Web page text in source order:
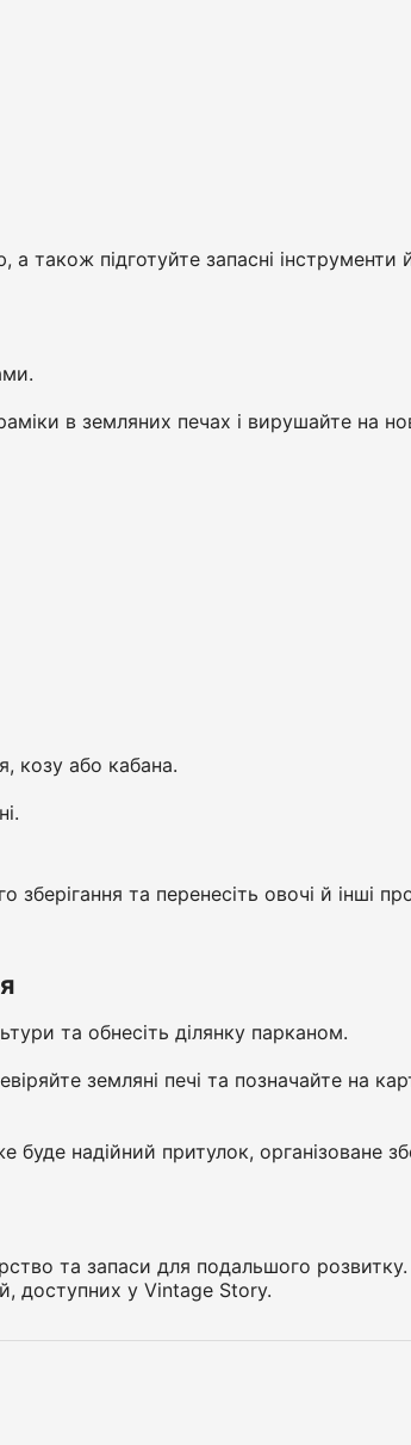
а також підготуйте запасні
в земляних печах і вирушайте на
козу або кабана.
та перенесіть овочі й інші
та обнесіть ділянку парканом.
земляні печі та позначайте на
надійний притулок, організоване
та запаси для подальшого
доступних у Vintage Story.